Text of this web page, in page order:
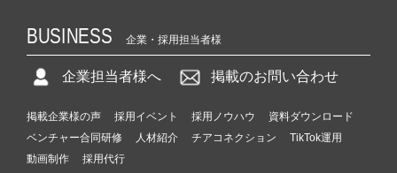
BUSINESS 企業・採用担当者様
企業担当者様へ 掲載のお問い合わせ
掲載企業様の声 採用イベント 採用ノウハウ
資料ダウンロード
ベンチャー合同研修
人材紹介 チアコネクション
TikTok運用
動画制作
採用代行